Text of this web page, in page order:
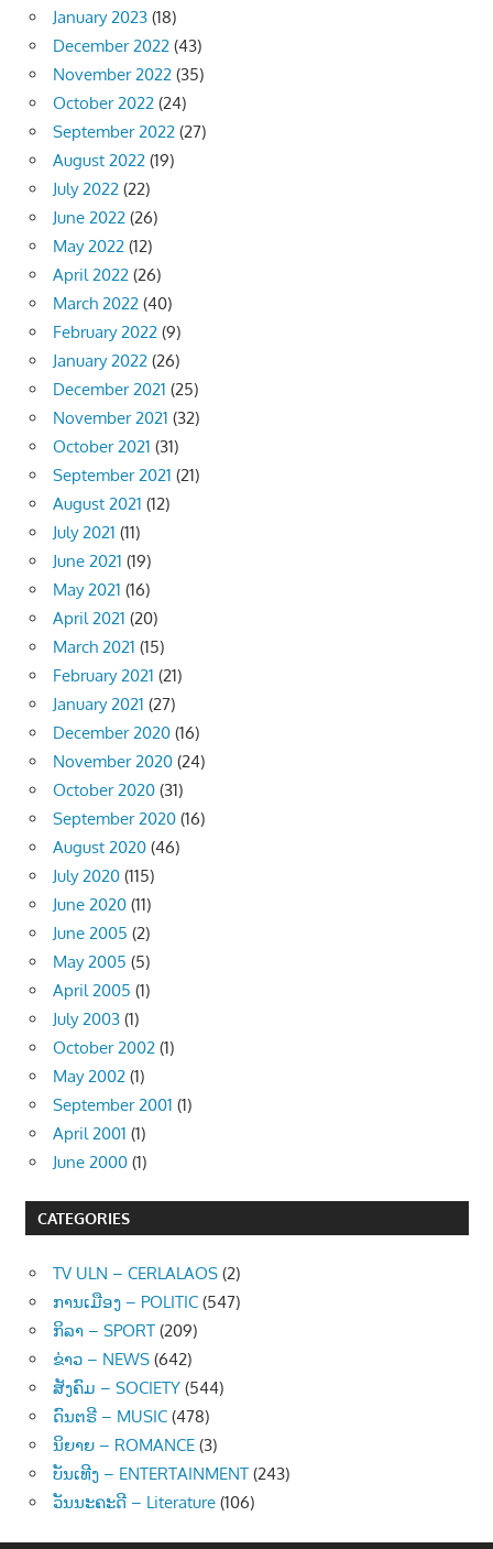
January 2023 (18)
December 2022 (43)
November 2022 (35)
October 2022 (24)
September 2022 (27)
August 2022 (19)
July 2022 (22)
June 2022 (26)
May 2022 (12)
April 2022 (26)
March 2022 (40)
February 2022 (9)
January 2022 (26)
December 2021 (25)
November 2021 (32)
October 2021 (31)
September 2021 (21)
August 2021 (12)
July 2021 (11)
June 2021 (19)
May 2021 (16)
April 2021 (20)
March 2021 (15)
February 2021 (21)
January 2021 (27)
December 2020 (16)
November 2020 (24)
October 2020 (31)
September 2020 (16)
August 2020 (46)
July 2020 (115)
June 2020 (11)
June 2005 (2)
May 2005 (5)
April 2005 (1)
July 2003 (1)
October 2002 (1)
May 2002 (1)
September 2001 (1)
April 2001 (1)
June 2000 (1)
CATEGORIES
TV ULN – CERLALAOS (2)
ການເມືອງ – POLITIC (547)
ກິລາ – SPORT (209)
ຂ່າວ – NEWS (642)
ສັງຄົມ – SOCIETY (544)
ດົນຕຣີ – MUSIC (478)
ນິຍາຍ – ROMANCE (3)
ບັນເທີງ – ENTERTAINMENT (243)
ວັນນະຄະດີ – Literature (106)